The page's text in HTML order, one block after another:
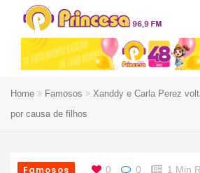
Home Famosos
Xanddy e Carla Perez
por causa de filhos
Famosos 0 0 1 Min